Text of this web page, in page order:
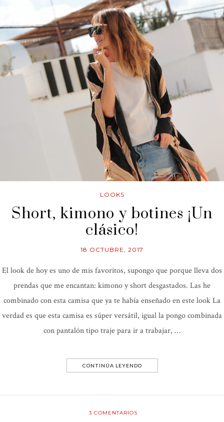
LOOKS
Short, kimono y botines ¡Un
clásico!
18 OCTUBRE, 2017
El look de hoy es uno de mis favoritos, supongo que porque lleva dos
prendas que me encantan: kimono y short desgastados. Las he
combinado con esta camisa que ya te había enseñado en este look La
verdad es que esta camisa es súper versátil, igual la pongo combinada
con pantalón tipo traje para ir a trabajar, …
CONTINÚA LEYENDO
3 COMENTARIOS